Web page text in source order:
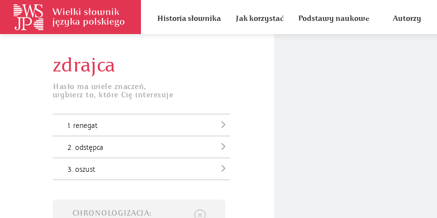
Historia słownika Jak korzystać Podstawy naukowe Autorzy
zdrajca
Hasło ma wiele znaczeń,
wybierz to, które Cię interesuje
1. renegat
2. odstępca
3. oszust
CHRONOLOGIZACJA: